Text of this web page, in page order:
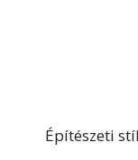
Építészeti